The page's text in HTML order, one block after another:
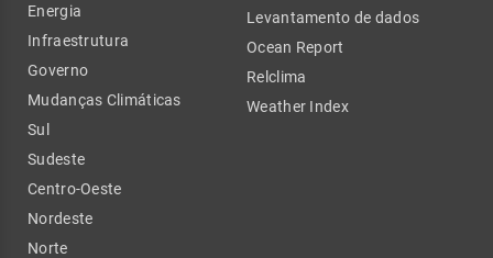
Energia
Infraestrutura
Governo
Mudanças Climáticas
Sul
Sudeste
Centro-Oeste
Nordeste
Norte
Levantamento de dados
Ocean Report
Relclima
Weather Index